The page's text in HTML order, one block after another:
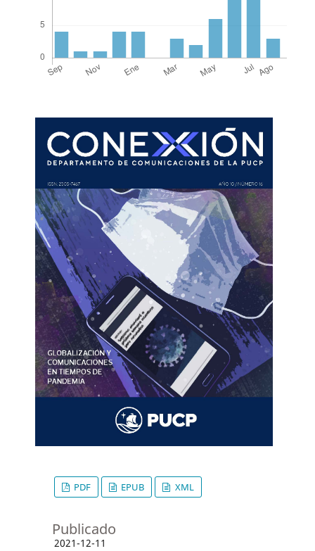
PDF EPUB XML
Publicado
2021-12-11